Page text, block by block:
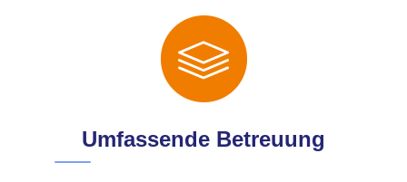
Umfassende Betreuung